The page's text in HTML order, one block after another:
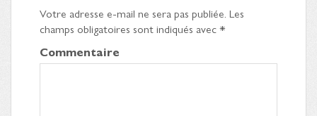
Votre adresse e-mail ne sera pas publiée. Les
champs obligatoires sont indiqués avec*
Commentaire